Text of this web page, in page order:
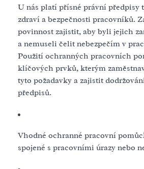
U nás platí přísné právní předpisy
zdraví a bezpečnosti pracovníků.
povinnost zajistit, aby byli jejich
a nemuseli čelit nebezpečím v
Použití ochranných pracovních
klíčových prvků, kterým
tyto požadavky a zajistit
předpisů.
Vhodné ochranné pracovní
spojené s pracovními úrazy nebo